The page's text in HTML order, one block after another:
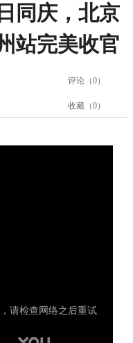
同庆，北京
站完美收官
评论（0）
收藏（0）